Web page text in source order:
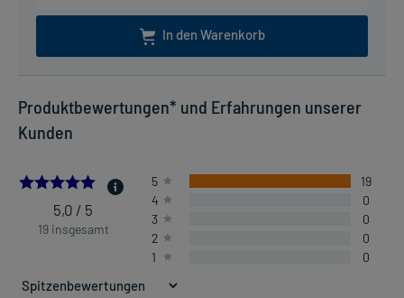
In den Warenkorb
Produktbewertungen* und Erfahrungen unserer
Kunden
5.0
5,0 / 5
19 insgesamt
5
19
4
0
3
0
2
0
1
0